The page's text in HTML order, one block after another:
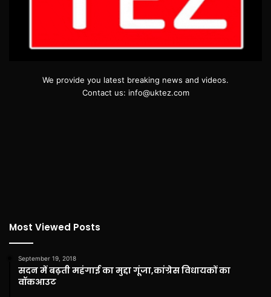
We provide you latest breaking news and videos.
Contact us: info@uktez.com
Most Viewed Posts
September 19, 2018
सदन में बढ़ती महंगाई का मुद्दा गूंजा,कांग्रेस विधायकों का
वॉकआउट